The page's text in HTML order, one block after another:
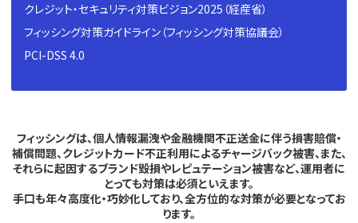
クレジット・セキュリティ対策ビジョン2025（経産省）
フィッシング対策ガイドライン（フィッシング対策協議会）
PCI-DSS 4.0
フィッシングは、個人情報漏洩や金融機関不正送金に伴う損害賠償・
補償問題、クレジットカード不正利用によるチャージバック被害、また、
それらに起因するブランド毀損やレピュテーション被害など、運用者に
とっても対策は必須といえます。
手口も年々高度化・巧妙化しており、全方位的な対策が必要となってお
ります。